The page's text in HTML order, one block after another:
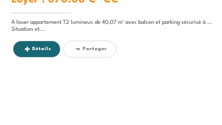
À louer appartement T2 lumineux de 40,07 m² avec balcon et parking sécurisé à Sainte-Marie (97438).
Situation et...
Détails Partager